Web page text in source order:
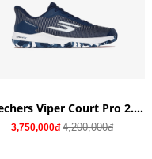
Skechers Viper Court Pro 2.0 'Navy' 246109-NVY
3,750,000đ 4,200,000đ